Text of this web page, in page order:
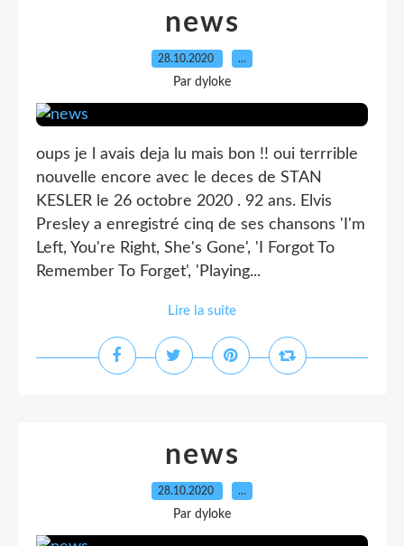
news
28.10.2020 …
Par dyloke
oups je l avais deja lu mais bon !! oui terrrible
nouvelle encore avec le deces de STAN
KESLER le 26 octobre 2020 . 92 ans. Elvis
Presley a enregistré cinq de ses chansons 'I'm
Left, You're Right, She's Gone', 'I Forgot To
Remember To Forget', 'Playing...
Lire la suite
news
28.10.2020 …
Par dyloke